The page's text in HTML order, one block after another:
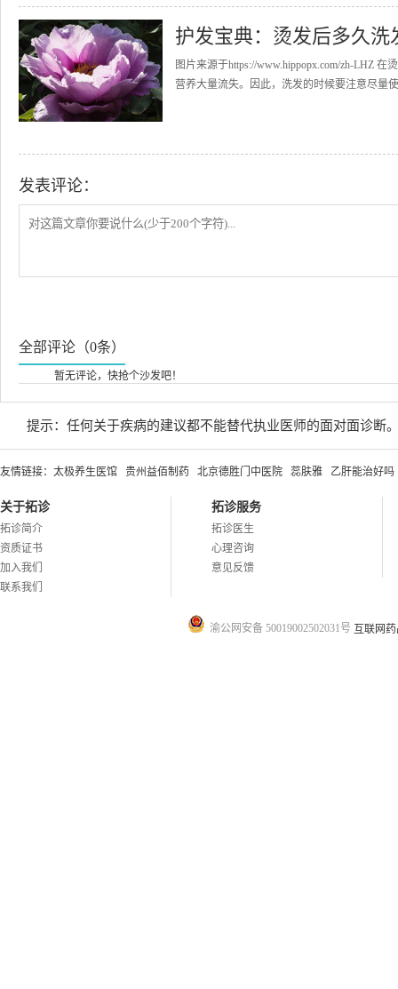
护发宝典：烫发后多久洗
图片来源于https://www.hippopx.com/zh-LHZ
营养大量流失。因此，洗发的时候要注意尽量
发表评论：
全部评论（0条）
暂无评论，快抢个沙发吧！
提示：任何关于疾病的建议都不能替代执业医师的面对面诊断
友情链接： 太极养生医馆 贵州益佰制药 北京德胜门中医院 蕊肤雅 乙肝能治好吗
关于拓诊
拓诊简介
资质证书
加入我们
联系我们
拓诊服务
拓诊医生
心理咨询
意见反馈
渝公网安备 50019002502031号 互联网